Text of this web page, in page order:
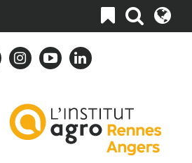
Toggle
navigation